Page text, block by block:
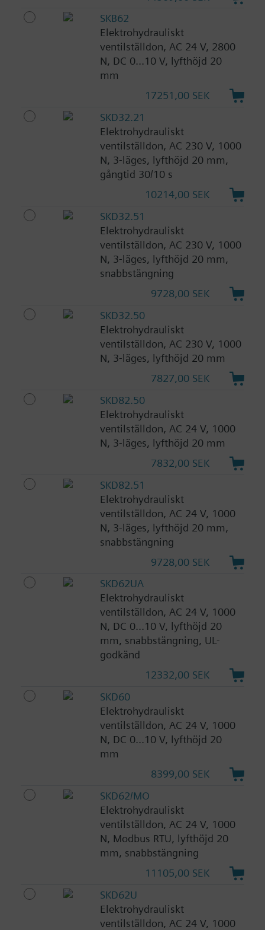
SKB62
Elektrohydrauliskt
ventilställdon, AC 24 V, 2800
N, DC 0...10 V, lyfthöjd 20
mm
17251,00 SEK
SKD32.21
Elektrohydrauliskt
ventilställdon, AC 230 V, 1000
N, 3-läges, lyfthöjd 20 mm,
gångtid 30/10 s
10214,00 SEK
SKD32.51
Elektrohydrauliskt
ventilställdon, AC 230 V, 1000
N, 3-läges, lyfthöjd 20 mm,
snabbstängning
9728,00 SEK
SKD32.50
Elektrohydrauliskt
ventilställdon, AC 230 V, 1000
N, 3-läges, lyfthöjd 20 mm
7827,00 SEK
SKD82.50
Elektrohydrauliskt
ventilställdon, AC 24 V, 1000
N, 3-läges, lyfthöjd 20 mm
7832,00 SEK
SKD82.51
Elektrohydrauliskt
ventilställdon, AC 24 V, 1000
N, 3-läges, lyfthöjd 20 mm,
snabbstängning
9728,00 SEK
SKD62UA
Elektrohydrauliskt
ventilställdon, AC 24 V, 1000
N, DC 0...10 V, lyfthöjd 20
mm, snabbstängning, UL-
godkänd
12332,00 SEK
SKD60
Elektrohydrauliskt
ventilställdon, AC 24 V, 1000
N, DC 0...10 V, lyfthöjd 20
mm
8399,00 SEK
SKD62/MO
Elektrohydrauliskt
ventilställdon, AC 24 V, 1000
N, Modbus RTU, lyfthöjd 20
mm, snabbstängning
11105,00 SEK
SKD62U
Elektrohydrauliskt
ventilställdon, AC 24 V, 1000